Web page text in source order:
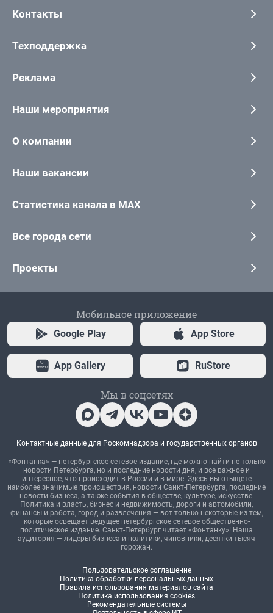
Контакты
Техподдержка
Реклама
Наши мероприятия
О компании
Наши вакансии
Статистика канала в MAX
Все города сети
Проекты
Мобильное приложение
Google Play App Store
App Gallery RuStore
Мы в соцсетях
Контактные данные для Роскомнадзора и государственных органов
«Фонтанка» — петербургское сетевое издание, где можно найти не только
новости Петербурга, но и последние новости дня, и все важное и
интересное, что происходит в России и в мире. Здесь вы отыщете
наиболее значимые происшествия, новости Санкт-Петербурга, последние
новости бизнеса, а также события в обществе, культуре, искусстве.
Политика и власть, бизнес и недвижимость, дороги и автомобили,
финансы и работа, город и развлечения — вот только некоторые из тем,
которые освещает ведущее петербургское сетевое общественно-
политическое издание. Санкт-Петербург читает «Фонтанку»! Наша
аудитория — лидеры бизнеса и политики, чиновники, десятки тысяч
горожан.
Пользовательское соглашение
Политика обработки персональных данных
Правила использования материалов сайта
Политика использования cookies
Рекомендательные системы